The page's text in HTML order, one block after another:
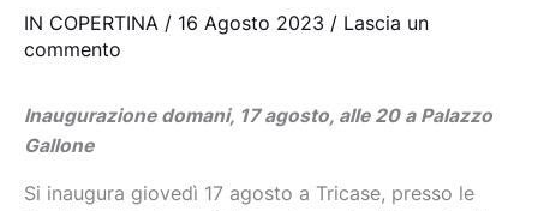
IN COPERTINA / 16 Agosto 2023 / Lascia un
commento
Inaugurazione domani, 17 agosto, alle 20 a Palazzo
Gallone
Si inaugura giovedì 17 agosto a Tricase, presso le